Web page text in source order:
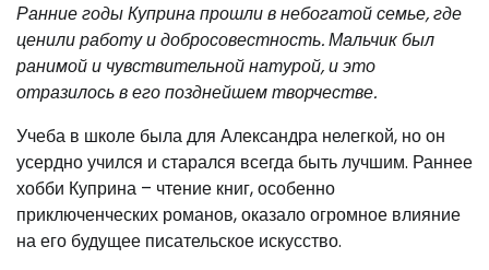
Ранние годы Куприна прошли в небогатой семье, где
ценили работу и добросовестность. Мальчик был
ранимой и чувствительной натурой, и это
отразилось в его позднейшем творчестве.
Учеба в школе была для Александра нелегкой, но он
усердно учился и старался всегда быть лучшим. Раннее
хобби Куприна – чтение книг, особенно
приключенческих романов, оказало огромное влияние
на его будущее писательское искусство.